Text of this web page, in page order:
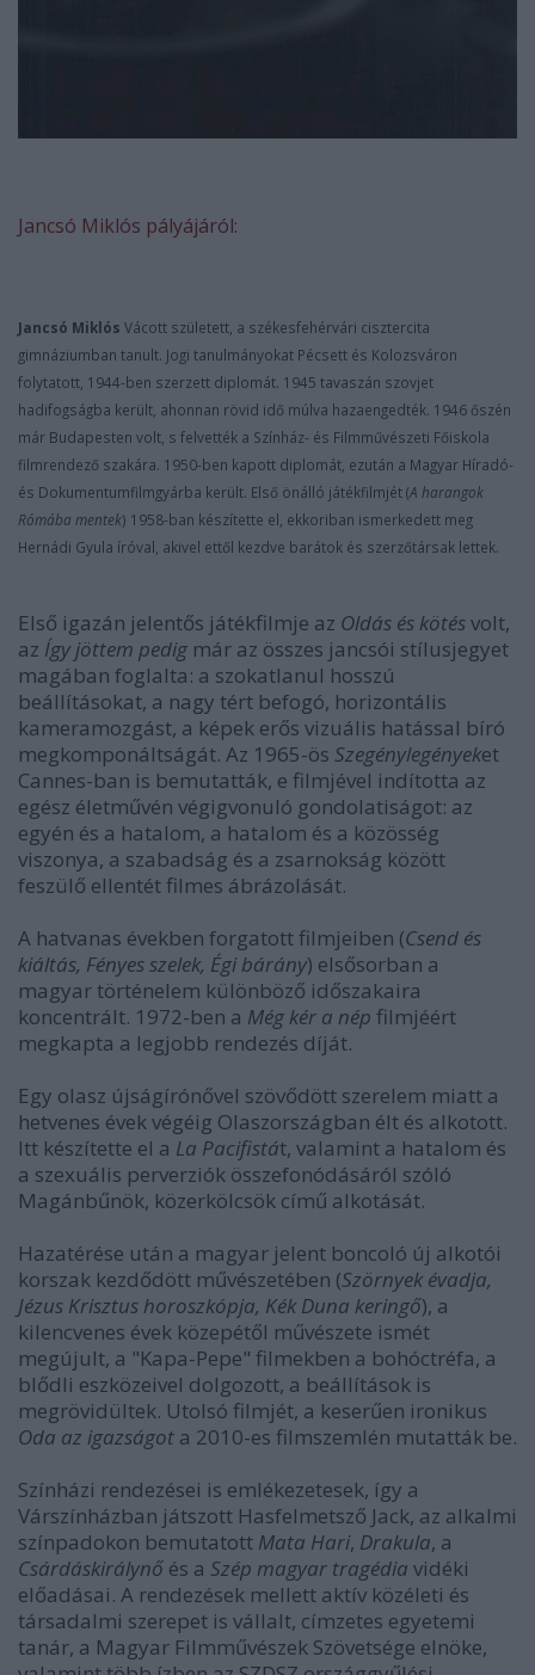
Jancsó Miklós pályájáról:
Jancsó Miklós Vácott született, a székesfehérvári cisztercita
gimnáziumban tanult. Jogi tanulmányokat Pécsett és Kolozsváron
folytatott, 1944-ben szerzett diplomát. 1945 tavaszán szovjet
hadifogságba került, ahonnan rövid idő múlva hazaengedték. 1946 őszén
már Budapesten volt, s felvették a Színház- és Filmművészeti Főiskola
filmrendező szakára. 1950-ben kapott diplomát, ezután a Magyar Híradó-
és Dokumentumfilmgyárba került. Első önálló játékfilmjét (A harangok
Rómába mentek) 1958-ban készítette el, ekkoriban ismerkedett meg
Hernádi Gyula íróval, akivel ettől kezdve barátok és szerzőtársak lettek.
Első igazán jelentős játékfilmje az Oldás és kötésvolt,
az Így jöttem pedig már az összes jancsói stílusjegyet
magában foglalta: a szokatlanul hosszú
beállításokat, a nagy tért befogó, horizontális
kameramozgást, a képek erős vizuális hatással bíró
megkomponáltságát. Az 1965-ös Szegénylegényeket
Cannes-ban is bemutatták, e filmjével indította az
egész életművén végigvonuló gondolatiságot: az
egyén és a hatalom, a hatalom és a közösség
viszonya, a szabadság és a zsarnokság között
feszülő ellentét filmes ábrázolását.
A hatvanas években forgatott filmjeiben (Csend és
kiáltás, Fényes szelek, Égi bárány) elsősorban a
magyar történelem különböző időszakaira
koncentrált. 1972-ben a Még kér a nép filmjéért
megkapta a legjobb rendezés díját.
Egy olasz újságírónővel szövődött szerelem miatt a
hetvenes évek végéig Olaszországban élt és alkotott.
Itt készítette el a La Pacifistát, valamint a hatalom és
a szexuális perverziók összefonódásáról szóló
Magánbűnök, közerkölcsök című alkotását.
Hazatérése után a magyar jelent boncoló új alkotói
korszak kezdődött művészetében (Szörnyek évadja,
Jézus Krisztus horoszkópja, Kék Duna keringő), a
kilencvenes évek közepétől művészete ismét
megújult, a "Kapa-Pepe" filmekben a bohóctréfa, a
blődli eszközeivel dolgozott, a beállítások is
megrövidültek. Utolsó filmjét, a keserűen ironikus
Oda az igazságot a 2010-es filmszemlén mutatták be.
Színházi rendezései is emlékezetesek, így a
Várszínházban játszott Hasfelmetsző Jack, az alkalmi
színpadokon bemutatott Mata Hari, Drakula, a
Csárdáskirálynő és a Szép magyar tragédia vidéki
előadásai. A rendezések mellett aktív közéleti és
társadalmi szerepet is vállalt, címzetes egyetemi
tanár, a Magyar Filmművészek Szövetsége elnöke,